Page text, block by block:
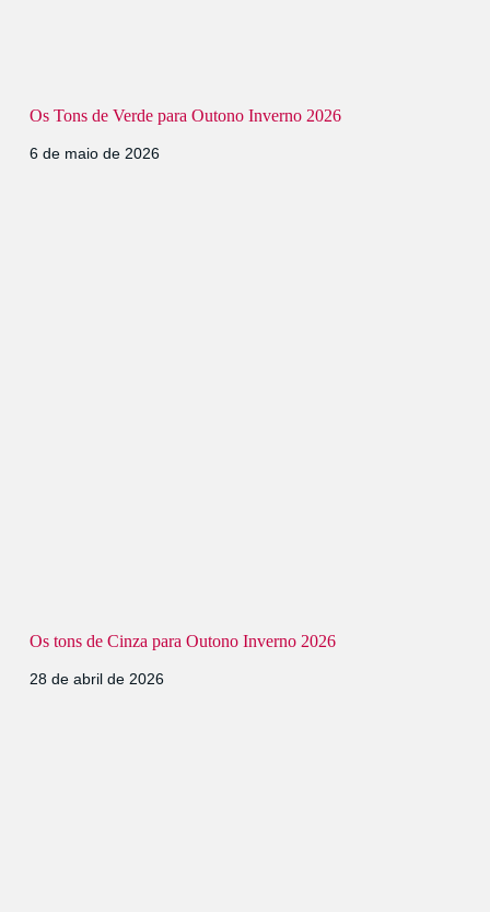
Os Tons de Verde para Outono Inverno 2026
6 de maio de 2026
Os tons de Cinza para Outono Inverno 2026
28 de abril de 2026